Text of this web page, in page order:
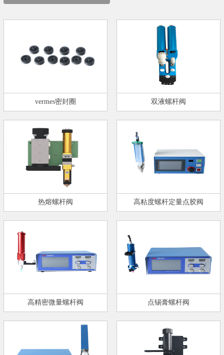
vermes密封圈 双液螺杆阀
热熔螺杆阀 高粘度螺杆定量点胶阀
高精密微量螺杆阀 点锡膏螺杆阀